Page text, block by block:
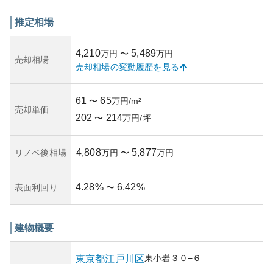
いては、東京都江戸川区の不動産市場は比較的安定してい
に確認することが必要です。
所有リスクという点においては、地震や洪水といった自然
災害への耐性を考慮する必要があります。そのため、保険
勧めします。防犯面でも、地域の治安情報などを加味して
総合的に判断することが望ましいでしょう。
推定相場
売却相場
4,210万円 〜 5,489万円
売却相場の変動履歴を見る
売却単価
61 〜 65万円/m²
202 〜 214万円/坪
リノベ後相場 4,808万円 〜 5,877万円
表面利回り 4.28% 〜 6.42%
建物概要
東京都江戸川区東小岩 ３０−６